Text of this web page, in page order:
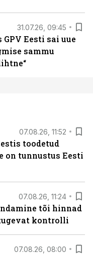
31.07.26, 09:45
Eesti sai uue
sammu
07.08.26, 11:52
toodetud
on tunnustus Eesti
07.08.26, 11:24
tõi hinnad
kontrolli
07.08.26, 08:00